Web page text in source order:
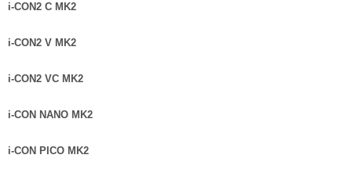
i-CON2 C MK2
i-CON2 V MK2
i-CON2 VC MK2
i-CON NANO MK2
i-CON PICO MK2